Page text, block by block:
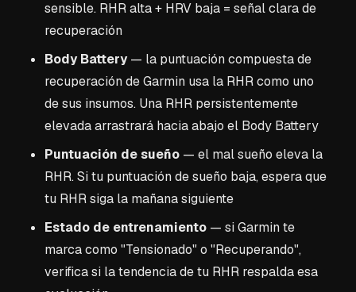
sensible. RHR alta + HRV baja = señal clara de
recuperación
Body Battery— la puntuación compuesta de
recuperación de Garmin usa la RHR como uno
de sus insumos. Una RHR persistentemente
elevada arrastrará hacia abajo el Body Battery
Puntuación de sueño — el mal sueño eleva la
RHR. Si tu puntuación de sueño baja, espera que
tu RHR siga la mañana siguiente
Estado de entrenamiento — si Garmin te
marca como "Tensionado" o "Recuperando",
verifica si la tendencia de tu RHR respalda esa